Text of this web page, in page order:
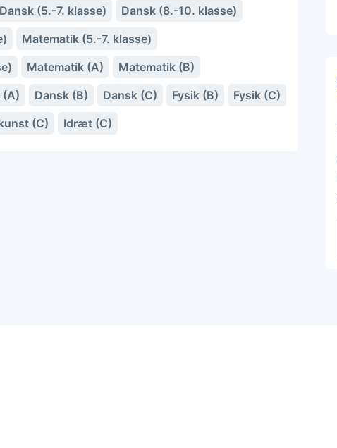
Dansk (5.-7. klasse)
Dansk (8.-10. klasse)
Matematik (5.-7. klasse)
Matematik (A)
Matematik (B)
(A) Dansk (B) Dansk (C) Fysik (B)
Fysik (C)
(C) Idræt (C)